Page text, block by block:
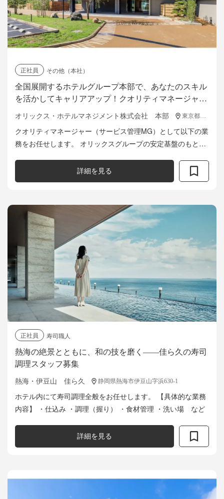
正社員
その他（本社）
全国展開するホテルグループ本部で、あなたのスキル
を活かしてキャリアアップ！クオリティマネージャー
（サービス管理MG）募集中！
オリックス・ホテルマネジメント株式会社 本部 東京都港区浜松町2-3-1 日本生命浜松町クレアタワー14F
クオリティマネージャー（サービス管理MG）として以下の業
務をお任せします。 オリックスグループの安定基盤のもと、
す。 本社・施設の双方と...
詳細を見る
正社員
寿司職人
熱海の絶景とともに、和の技を磨く——佳ら久の寿司
調理スタッフ募集
熱海・伊豆山 佳ら久 静岡県熱海市伊豆山字浜630-1
ホテル内にて寿司調理全般をお任せします。 【具体的な業務
内容】 ・仕込み ・調理（握り） ・食材管理 ・洗い場 など
詳細を見る